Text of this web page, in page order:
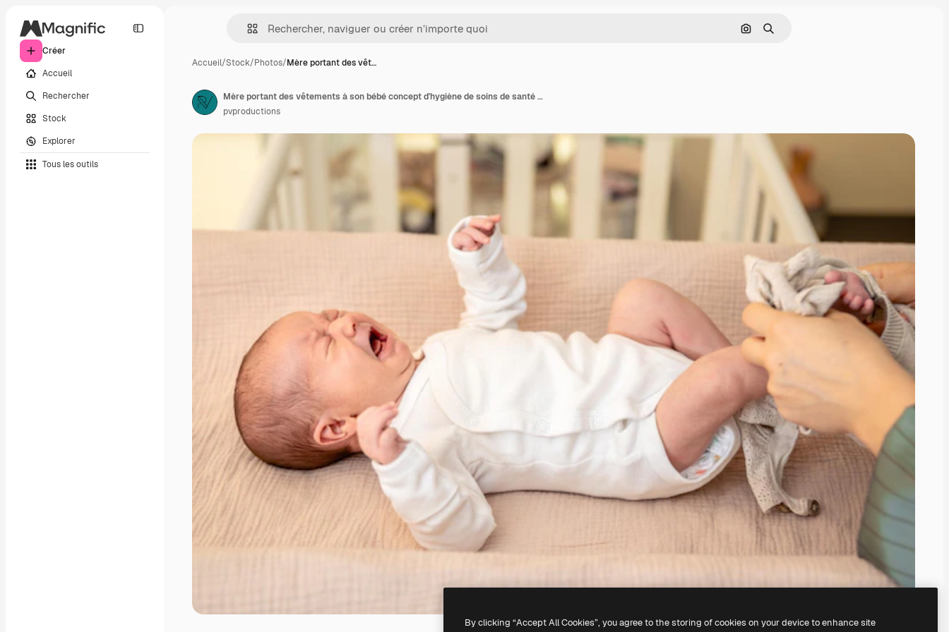
Créer
Accueil
Rechercher
Stock
Explorer
Tous les outils
Rechercher par image
Rechercher
Accueil/Stock/Photos/Mère portant des vêt…
Mère portant des vêtements à son bébé concept d'hygiène de soins de santé du bébé
pvproductions
By clicking “Accept All Cookies”, you agree to the storing of cookies on your device to enhance site